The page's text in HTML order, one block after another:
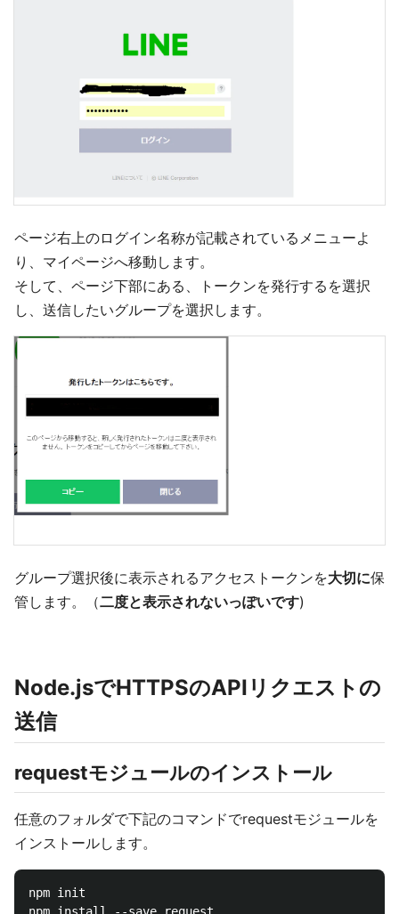
ページ右上のログイン名称が記載されているメニューよ
り、マイページへ移動します。
そして、ページ下部にある、トークンを発行するを選択
し、送信したいグループを選択します。
グループ選択後に表示されるアクセストークンを大切に保
管します。（二度と表示されないっぽいです)
Node.jsでHTTPSのAPIリクエストの
送信
requestモジュールのインストール
任意のフォルダで下記のコマンドでrequestモジュールを
インストールします。
npm init